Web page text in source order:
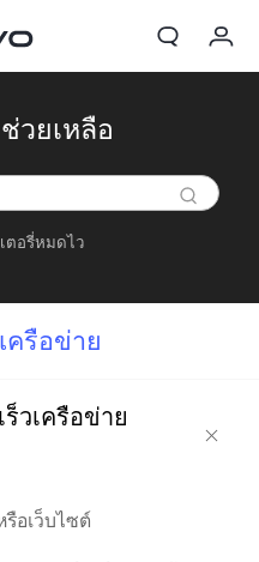
วยเหลือ
ตอรี่หมดไว
รือข่าย
วเครือข่าย
อเว็บไซต์